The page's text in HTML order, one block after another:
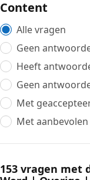
Content
Alle vragen
Geen
Heeft
Geen
Met
Met
153 vragen met